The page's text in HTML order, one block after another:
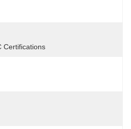
Certifications